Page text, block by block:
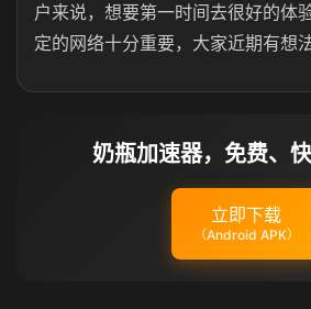
户来说，想要第一时间去很好的体
定的网络十分重要，大家近期有想
奶瓶加速器，免费、
立即下载
（Android APK）